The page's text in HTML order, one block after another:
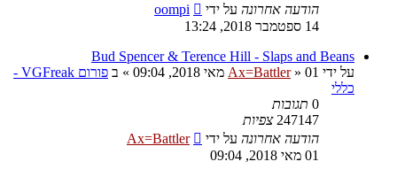
הודעה אחרונה על ידי
oompi
14 ספטמבר 2018, 13:24
Bud Spencer & Terence Hill - Slaps and Beans
על ידי
Ax=Battler» 01 מאי 2018, 09:04 » ב
פורום VGFreak -
כללי
0 תגובות
247147 צפיות
הודעה אחרונה על ידי
Ax=Battler
01 מאי 2018, 09:04